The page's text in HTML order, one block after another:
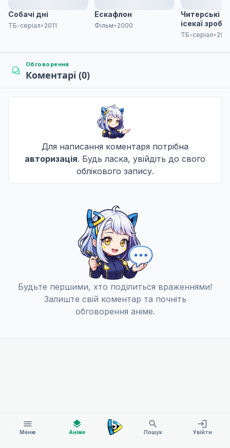
menu
Меню
layers
Аніме
search
Пошук
login
Увійти
Собачі дні
ТБ-серіал• 2011
Ескафлон
Фільм• 2000
Читерські
ісекаї
імбою в
ТБ-серіал•
Обговорення
Коментарі (0)
Для написання коментаря потрібна
авторизація. Будь ласка, увійдіть до свого
облікового запису.
Будьте першими, хто поділиться враженнями!
Залиште свій коментар та почніть
обговорення аніме.